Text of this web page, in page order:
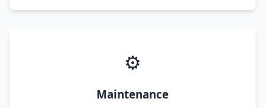
⚙️
Maintenance